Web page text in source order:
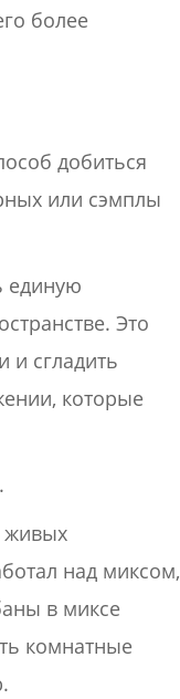
более
добиться
или сэмплы
единую
Это
и сгладить
которые
живых
над миксом,
в миксе
комнатные